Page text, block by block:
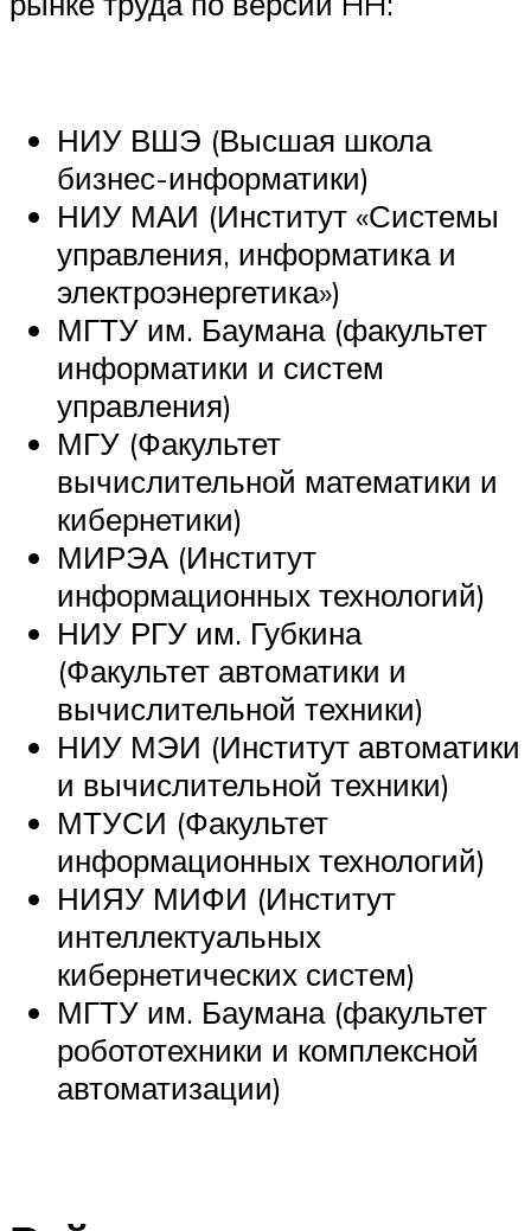
НИУ ВШЭ (Высшая школа
бизнес-информатики)
НИУ МАИ (Институт «Системы
управления, информатика и
электроэнергетика»)
МГТУ им. Баумана (факультет
информатики и систем
управления)
МГУ (Факультет
вычислительной математики и
кибернетики)
МИРЭА (Институт
информационных технологий)
НИУ РГУ им. Губкина
(Факультет автоматики и
вычислительной техники)
НИУ МЭИ (Институт автоматики
и вычислительной техники)
МТУСИ (Факультет
информационных технологий)
НИЯУ МИФИ (Институт
интеллектуальных
кибернетических систем)
МГТУ им. Баумана (факультет
робототехники и комплексной
автоматизации)